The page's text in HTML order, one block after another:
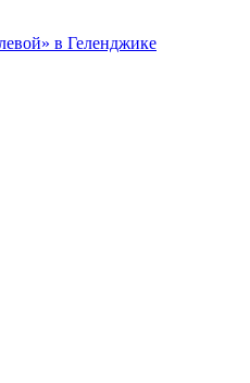
в Геленджике